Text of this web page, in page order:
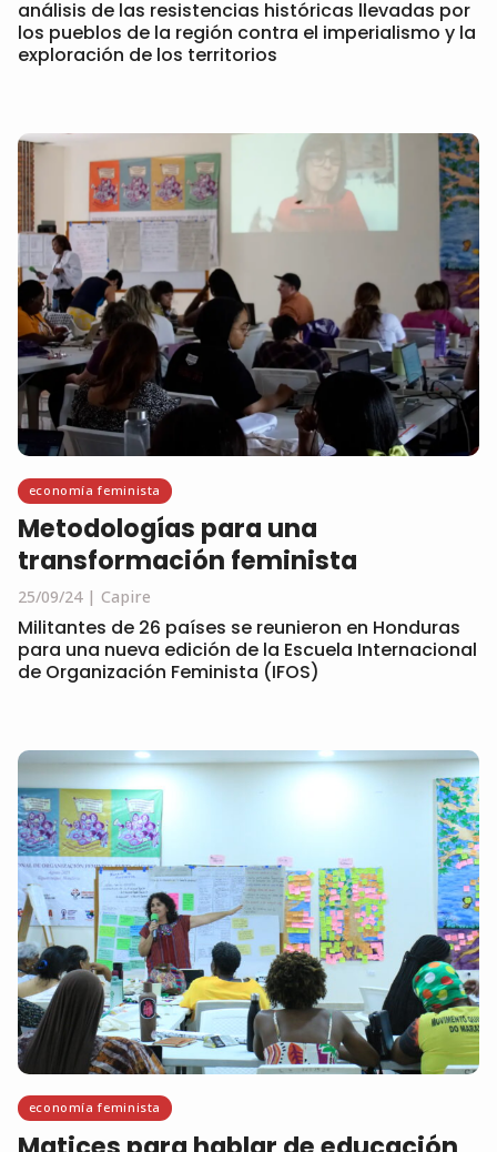
análisis de las resistencias históricas llevadas por
los pueblos de la región contra el imperialismo y la
exploración de los territorios
economía feminista
Metodologías para una
transformación feminista
25/09/24 Capire
Militantes de 26 países se reunieron en Honduras
para una nueva edición de la Escuela Internacional
de Organización Feminista (IFOS)
economía feminista